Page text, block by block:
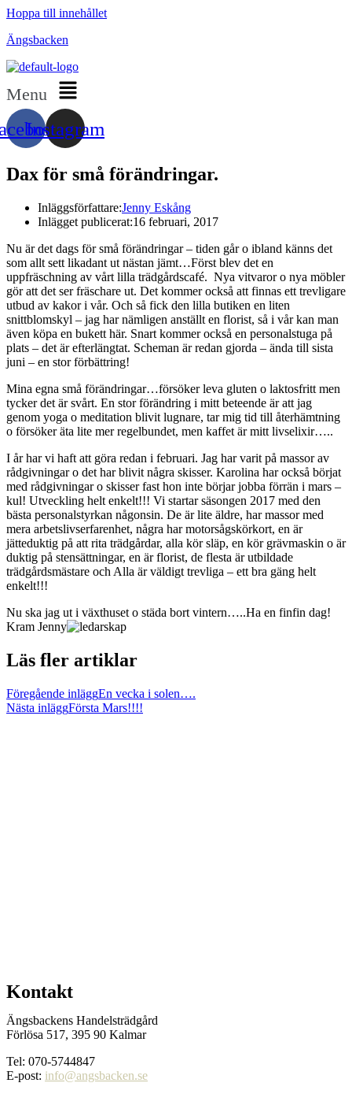
Hoppa till innehållet
Ängsbacken
Menu
Instagram
Dax för små förändringar.
Inläggsförfattare:Jenny Eskång
Inlägget publicerat:16 februari, 2017
Nu är det dags för små förändringar – tiden går o ibland känns det
som allt sett likadant ut nästan jämt…Först blev det en
uppfräschning av vårt lilla trädgårdscafé. Nya vitvaror o nya möbler
gör att det ser fräschare ut. Det kommer också att finnas ett trevligare
utbud av kakor i vår. Och så fick den lilla butiken en liten
snittblomskyl – jag har nämligen anställt en florist, så i vår kan man
även köpa en bukett här. Snart kommer också en personalstuga på
plats – det är efterlängtat. Scheman är redan gjorda – ända till sista
juni – en stor förbättring!
Mina egna små förändringar…försöker leva gluten o laktosfritt men
tycker det är svårt. En stor förändring i mitt beteende är att jag
genom yoga o meditation blivit lugnare, tar mig tid till återhämtning
o försöker äta lite mer regelbundet, men kaffet är mitt livselixir…..
I år har vi haft att göra redan i februari. Jag har varit på massor av
rådgivningar o det har blivit några skisser. Karolina har också börjat
med rådgivningar o skisser fast hon inte börjar jobba förrän i mars –
kul! Utveckling helt enkelt!!! Vi startar säsongen 2017 med den
bästa personalstyrkan någonsin. De är lite äldre, har massor med
mera arbetslivserfarenhet, några har motorsågskörkort, en är
jätteduktig på att rita trädgårdar, alla kör släp, en kör grävmaskin o är
duktig på stensättningar, en är florist, de flesta är utbildade
trädgårdsmästare och Alla är väldigt trevliga – ett bra gäng helt
enkelt!!!
Nu ska jag ut i växthuset o städa bort vintern…..Ha en finfin dag!
Kram Jenny
Läs fler artiklar
Föregående inläggEn vecka i solen….
Nästa inläggFörsta Mars!!!!
Kontakt
Ängsbackens Handelsträdgård
Förlösa 517, 395 90 Kalmar
Tel: 070-5744847
E-post: info@angsbacken.se